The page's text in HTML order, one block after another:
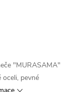
"MURASAMA"
pevné